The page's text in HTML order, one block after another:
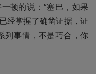
顿的说：“塞巴，如果
经掌握了确凿证据，证
列事情，不是巧合，你